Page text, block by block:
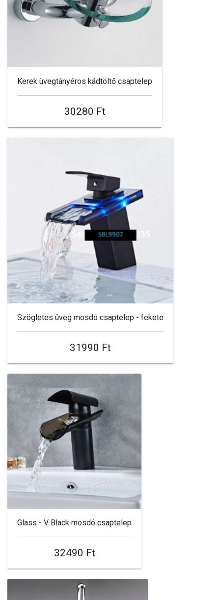
Kerek üvegtányéros kádtöltő csaptelep
30280 Ft
Szögletes üveg mosdó csaptelep - fekete
31990 Ft
Glass - V Black mosdó csaptelep
32490 Ft